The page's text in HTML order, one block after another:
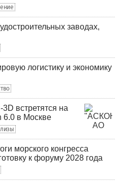
заводах,
логистику и экономику
встретятся на
6.0 в Москве
морского конгресса
к форуму 2028 года